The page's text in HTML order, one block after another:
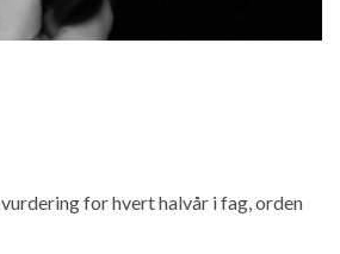
for hvert halvår i fag, orden